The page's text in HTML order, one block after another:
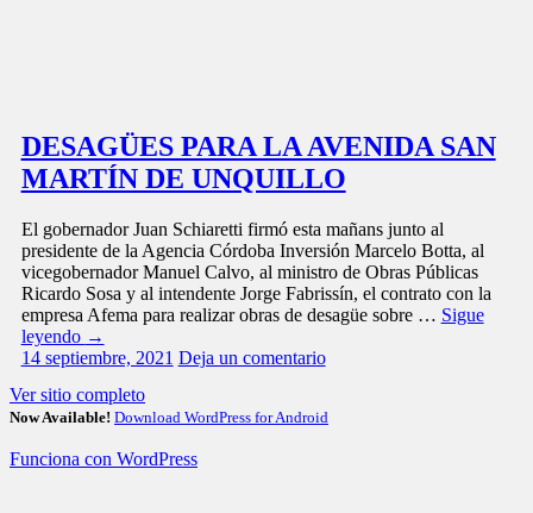
DESAGÜES PARA LA AVENIDA SAN
MARTÍN DE UNQUILLO
El gobernador Juan Schiaretti firmó esta mañans junto al
presidente de la Agencia Córdoba Inversión Marcelo Botta, al
vicegobernador Manuel Calvo, al ministro de Obras Públicas
Ricardo Sosa y al intendente Jorge Fabrissín, el contrato con la
empresa Afema para realizar obras de desagüe sobre … Sigue
leyendo →
14 septiembre, 2021 Deja un comentario
Ver sitio completo
Now Available! Download WordPress for Android
Funciona con WordPress